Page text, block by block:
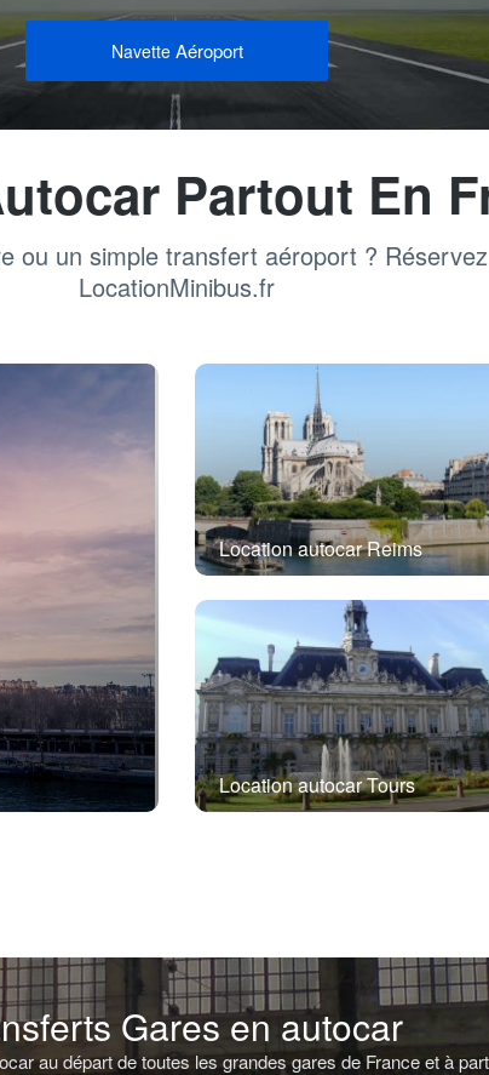
Navette Aéroport
Partout En
ou un simple transfert aéroport ?
LocationMinibus.fr
Location autocar Reims
Location autocar Tours
Gares en autocar
au départ de toutes les grandes gares de France et à